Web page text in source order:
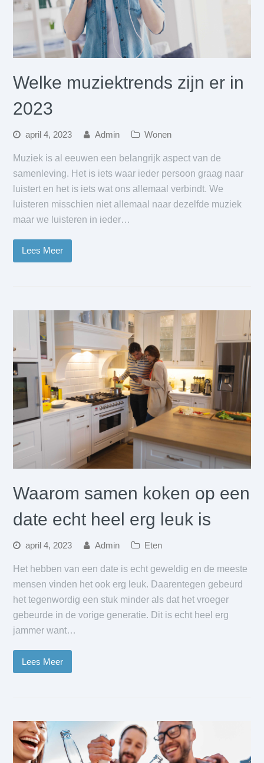
Welke muziektrends zijn er in
2023
april 4, 2023 Admin Wonen
Muziek is al eeuwen een belangrijk aspect van de
samenleving. Het is iets waar ieder persoon graag naar
luistert en het is iets wat ons allemaal verbindt. We
luisteren misschien niet allemaal naar dezelfde muziek
maar we luisteren in ieder…
Lees Meer
Waarom samen koken op een
date echt heel erg leuk is
april 4, 2023 Admin Eten
Het hebben van een date is echt geweldig en de meeste
mensen vinden het ook erg leuk. Daarentegen gebeurd
het tegenwordig een stuk minder als dat het vroeger
gebeurde in de vorige generatie. Dit is echt heel erg
jammer want…
Lees Meer